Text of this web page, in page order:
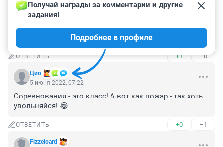
более критиковать пацанов. Молодцы к чему-то
стремятся, показывают молодежи технику навыки,
мотивируют на спорт. Красавчики! Диванные войска
только языком чесать умеют одно место))
ОТВЕТИТЬ +1 –0
Цио
Получай награды за комментарии и другие
задания!
Подробнее в профиле
5 июня 2022, 07:22
Соревнования - это класс! А вот как пожар - так хоть
увольняйся! 😂
ОТВЕТИТЬ +0 –1
Fizzeloard